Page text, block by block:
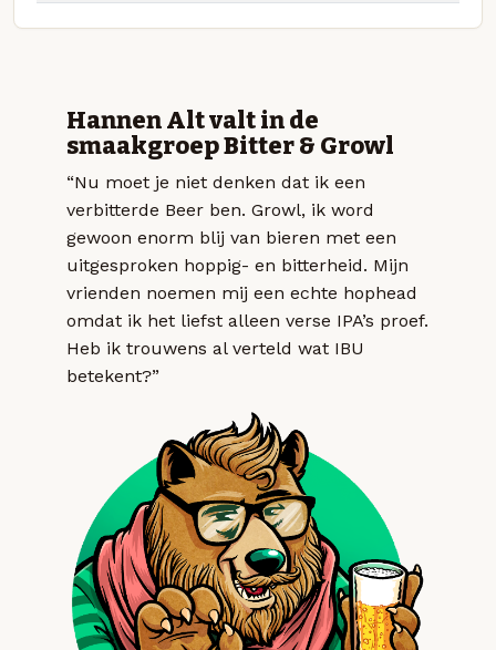
Hannen Alt valt in de
smaakgroep Bitter & Growl
“Nu moet je niet denken dat ik een
verbitterde Beer ben. Growl, ik word
gewoon enorm blij van bieren met een
uitgesproken hoppig- en bitterheid. Mijn
vrienden noemen mij een echte hophead
omdat ik het liefst alleen verse IPA’s proef.
Heb ik trouwens al verteld wat IBU
betekent?”